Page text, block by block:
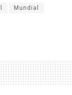
Mundial